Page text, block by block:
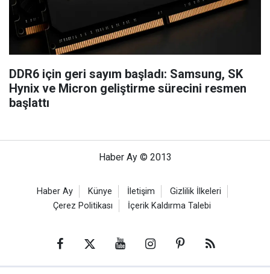
DDR6 için geri sayım başladı: Samsung, SK
Hynix ve Micron geliştirme sürecini resmen
başlattı
Haber Ay © 2013
Haber Ay Künye İletişim
Gizlilik İlkeleri
Çerez Politikası
İçerik Kaldırma Talebi